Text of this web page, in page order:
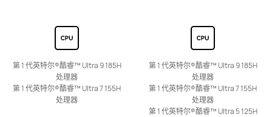
第 1 代英特尔®酷睿™ Ultra 9 185H
处理器
第 1 代英特尔®酷睿™ Ultra 7 155H
处理器
第 1 代英特尔®酷睿™ Ultra 9 185H
处理器
第 1 代英特尔®酷睿™ Ultra 7 155H
处理器
第 1 代英特尔®酷睿™ Ultra 5 125H